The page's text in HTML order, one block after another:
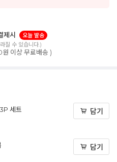
제시
오늘 발송
질 수 있습니다.)
이상 무료배송 )
세트
담기
담기